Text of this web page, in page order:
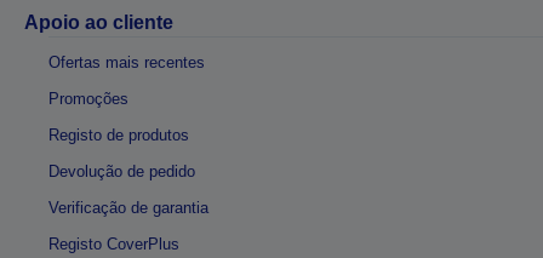
Apoio ao cliente
Ofertas mais recentes
Promoções
Registo de produtos
Devolução de pedido
Verificação de garantia
Registo CoverPlus